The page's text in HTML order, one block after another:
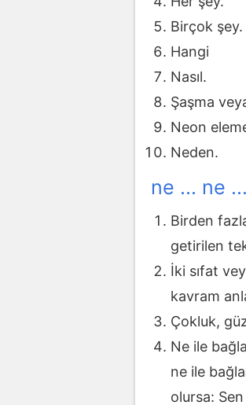
Birçok şey.
Hangi
Nasıl.
Şaşma
Neon
Neden.
ne ... ne ...
Birden
getirilen
İki sıfat
kavram
Çokluk,
Ne ile
ne ile
olursa: